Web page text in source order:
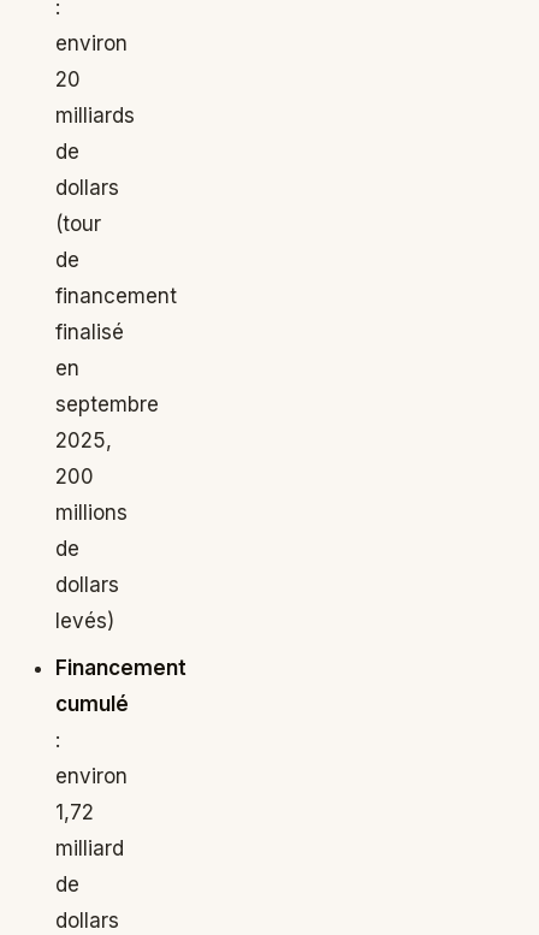
:
environ
20
milliards
de
dollars
(tour
de
financement
finalisé
en
septembre
2025,
200
millions
de
dollars
levés)
Financement
cumulé
:
environ
1,72
milliard
de
dollars